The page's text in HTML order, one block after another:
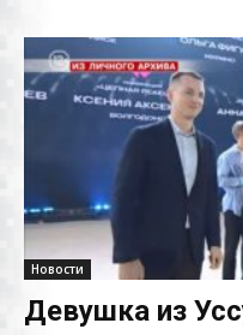
Новости
Девушка из